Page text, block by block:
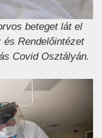
beteget lát el
Rendelőintézet
Covid Osztályán.